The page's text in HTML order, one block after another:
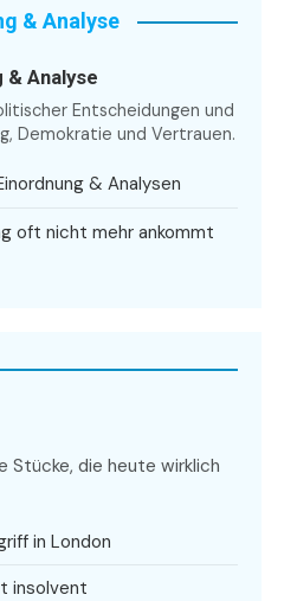
& Analyse
& Analyse
Entscheidungen und
Demokratie und Vertrauen.
& Analysen
oft nicht mehr ankommt
Stücke, die heute wirklich
in London
insolvent